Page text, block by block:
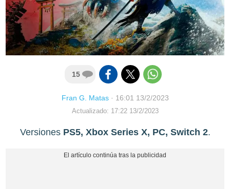
15
Fran G. Matas· 16:01 13/2/2023
Actualizado: 17:22 13/2/2023
Versiones PS5, Xbox Series X, PC, Switch 2.